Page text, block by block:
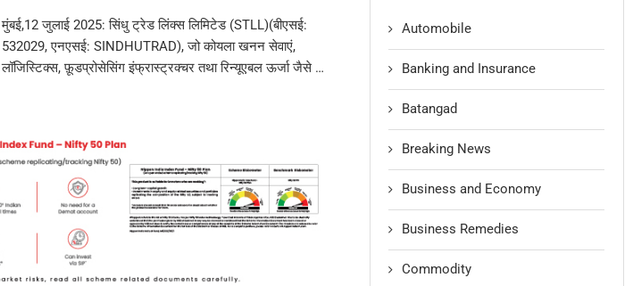
मुंबई,12 जुलाई 2025: सिंधु ट्रेड लिंक्स लिमिटेड (STLL)(बीएसई:
532029, एनएसई: SINDHUTRAD), जो कोयला खनन सेवाएं,
लॉजिस्टिक्स, फ़ूडप्रोसेसिंग इंफ्रास्ट्रक्चर तथा रिन्यूएबल ऊर्जा जैसे …
Automobile
Banking and Insurance
Batangad
Breaking News
Business and Economy
Business Remedies
Commodity